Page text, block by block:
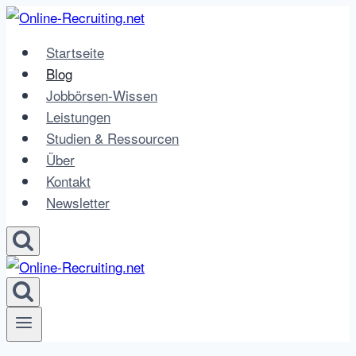
Zum
springenStartseite
Blog
Jobbörsen-Wissen
Leistungen
Studien & Ressourcen
Über
Kontakt
Newsletter